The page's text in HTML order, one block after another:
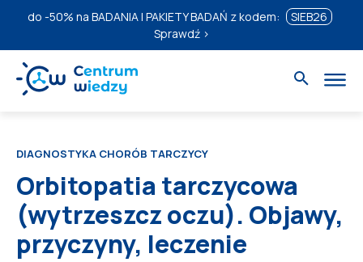
do -50% na BADANIA I PAKIETY BADAŃ z kodem:
SIEB26
Sprawdź ›
DIAGNOSTYKA CHORÓB TARCZYCY
Orbitopatia tarczycowa
(wytrzeszcz oczu). Objawy,
przyczyny, leczenie